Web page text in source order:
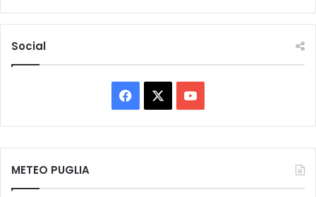
Social
Facebook You
Tube
METEO PUGLIA